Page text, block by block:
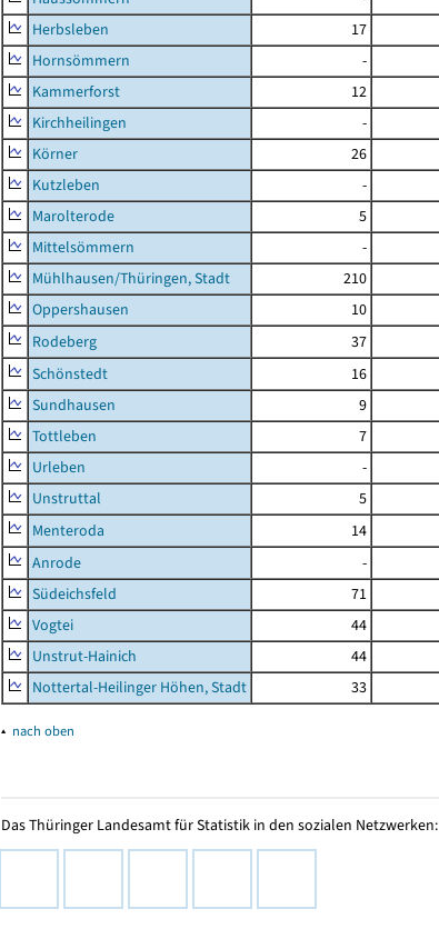
Herbsleben
17
Hornsömmern
-
Kammerforst
12
Kirchheilingen
-
Körner
26
Kutzleben
-
Marolterode
5
Mittelsömmern
-
Mühlhausen/Thüringen, Stadt
210
Oppershausen
10
Rodeberg
37
Schönstedt
16
Sundhausen
9
Tottleben
7
Urleben
-
Unstruttal
5
Menteroda
14
Anrode
-
Südeichsfeld
71
Vogtei
44
Unstrut-Hainich
44
Nottertal-Heilinger Höhen, Stadt
33
▴ nach oben
Das Thüringer Landesamt für Statistik in den sozialen Netzwerken: